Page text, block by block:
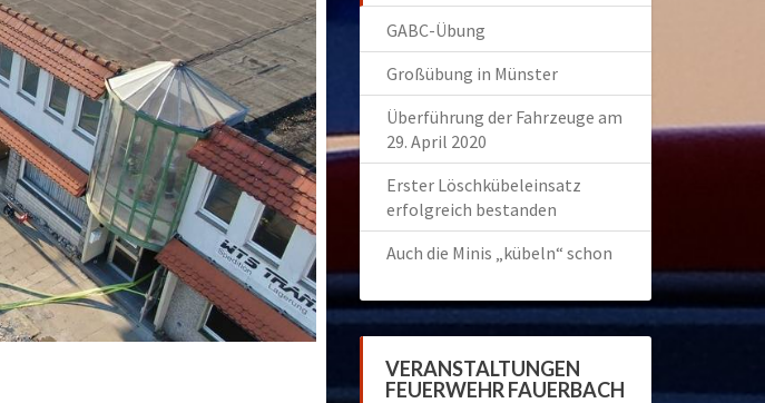
GABC-Übung
Großübung in Münster
Überführung der Fahrzeuge am
29. April 2020
Erster Löschkübeleinsatz
erfolgreich bestanden
Auch die Minis „kübeln“ schon
VERANSTALTUNGEN
FEUERWEHR FAUERBACH